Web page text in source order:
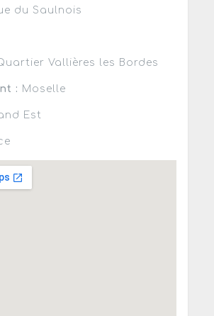
du Saulnois
Vallières les Bordes
: Moselle
Est